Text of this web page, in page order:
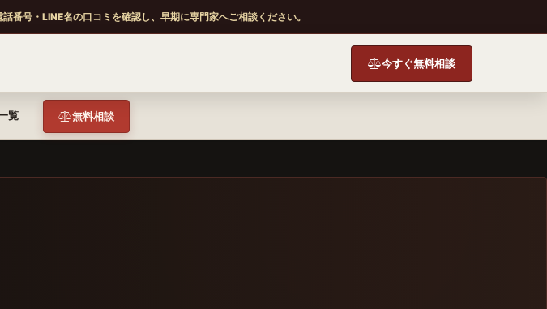
号・LINE名の口コミを確認し、早期に専門家へご相談ください。
今すぐ無料相談
覧 無料相談